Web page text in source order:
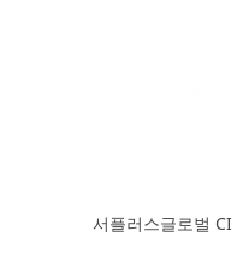
서플러스글로벌 CI